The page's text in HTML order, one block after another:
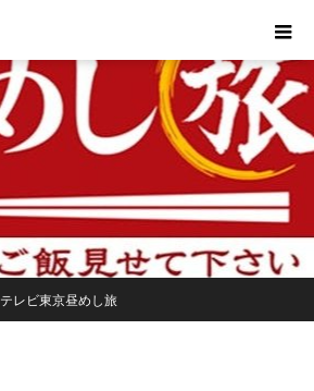
テレビ東京昼めし旅